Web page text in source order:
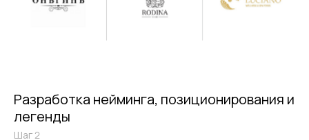
Разработка нейминга, позиционирования и
легенды
Шаг 2